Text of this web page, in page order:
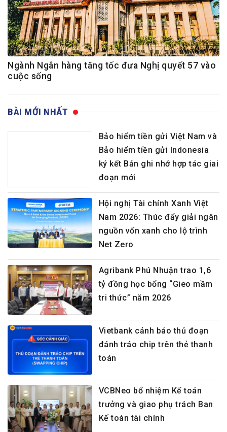
Ngành Ngân hàng tăng tốc đưa Nghị quyết 57 vào
cuộc sống
BÀI MỚI NHẤT
Bảo hiểm tiền gửi Việt Nam và
Bảo hiểm tiền gửi Indonesia
ký kết Bản ghi nhớ hợp tác giai
đoạn mới
Hội nghị Tài chính Xanh Việt
Nam 2026: Thúc đẩy giải ngân
nguồn vốn xanh cho lộ trình
Net Zero
Agribank Phú Nhuận trao 1,6
tỷ đồng học bổng “Gieo mầm
tri thức” năm 2026
Vietbank cảnh báo thủ đoạn
đánh tráo chip trên thẻ thanh
toán
VCBNeo bổ nhiệm Kế toán
trưởng và giao phụ trách Ban
Kế toán tài chính